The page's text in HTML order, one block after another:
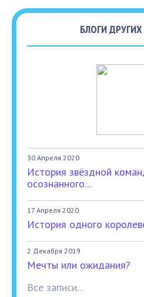
БЛОГИ
30 Апреля 2020
История звёздной
осознанного...
17 Апреля 2020
История одного
2 Декабря 2019
Мечты или ожидания?
Все записи...